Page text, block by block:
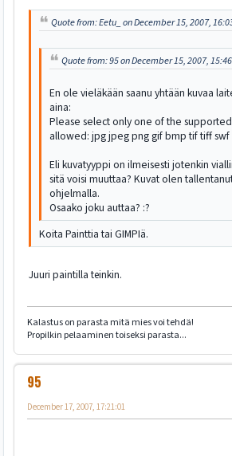
Quote from: Eetu_ on December 15, 2007,
Quote from: 95 on December 15, 2007,
En ole vieläkään saanu yhtään kuvaa
aina:
Please select only one of the
allowed: jpg jpeg png gif bmp tif tiff swf
Eli kuvatyyppi on ilmeisesti jotenkin
sitä voisi muuttaa? Kuvat olen
ohjelmalla.
Osaako joku auttaa? :?
Koita Painttia tai GIMPIä.
Juuri paintilla teinkin.
Kalastus on parasta mitä mies voi tehdä!
Propilkin pelaaminen toiseksi parasta...
95
December 17, 2007, 17:21:01